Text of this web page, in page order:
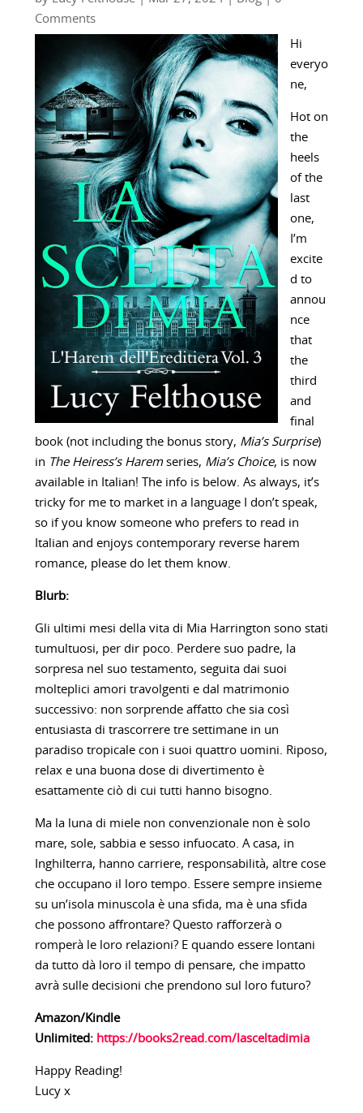
Comments
Hi
everyo
ne,
Hot on
the
heels
of the
last
one,
I’m
excite
d to
annou
nce
that
the
third
and
final
book (not including the bonus story, Mia’s Surprise)
in The Heiress’s Harem series, Mia’s Choice, is now
available in Italian! The info is below. As always, it’s
tricky for me to market in a language I don’t speak,
so if you know someone who prefers to read in
Italian and enjoys contemporary reverse harem
romance, please do let them know.
Blurb:
Gli ultimi mesi della vita di Mia Harrington sono stati
tumultuosi, per dir poco. Perdere suo padre, la
sorpresa nel suo testamento, seguita dai suoi
molteplici amori travolgenti e dal matrimonio
successivo: non sorprende affatto che sia così
entusiasta di trascorrere tre settimane in un
paradiso tropicale con i suoi quattro uomini. Riposo,
relax e una buona dose di divertimento è
esattamente ciò di cui tutti hanno bisogno.
Ma la luna di miele non convenzionale non è solo
mare, sole, sabbia e sesso infuocato. A casa, in
Inghilterra, hanno carriere, responsabilità, altre cose
che occupano il loro tempo. Essere sempre insieme
su un’isola minuscola è una sfida, ma è una sfida
che possono affrontare? Questo rafforzerà o
romperà le loro relazioni? E quando essere lontani
da tutto dà loro il tempo di pensare, che impatto
avrà sulle decisioni che prendono sul loro futuro?
Amazon/Kindle
Unlimited: https://books2read.com/lasceltadimia
Happy Reading!
Lucy x